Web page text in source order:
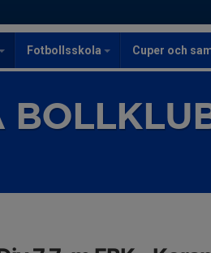
Fotbollsskola Cuper och